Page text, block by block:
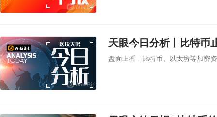
天眼今日分析丨比特币
盘面上看，比特币、以太坊等加密